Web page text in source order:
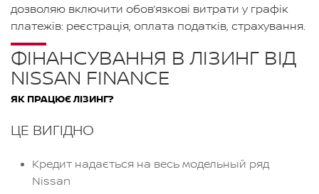
дозволяю включити обов’язкові витрати у графік
платежів: реєстрація, оплата податків, страхування.
ФІНАНСУВАННЯ В ЛІЗИНГ ВІД
NISSAN FINANCE
ЯК ПРАЦЮЄ ЛІЗИНГ?
ЦЕ ВИГІДНО
Кредит надається на весь модельный ряд
Nissan